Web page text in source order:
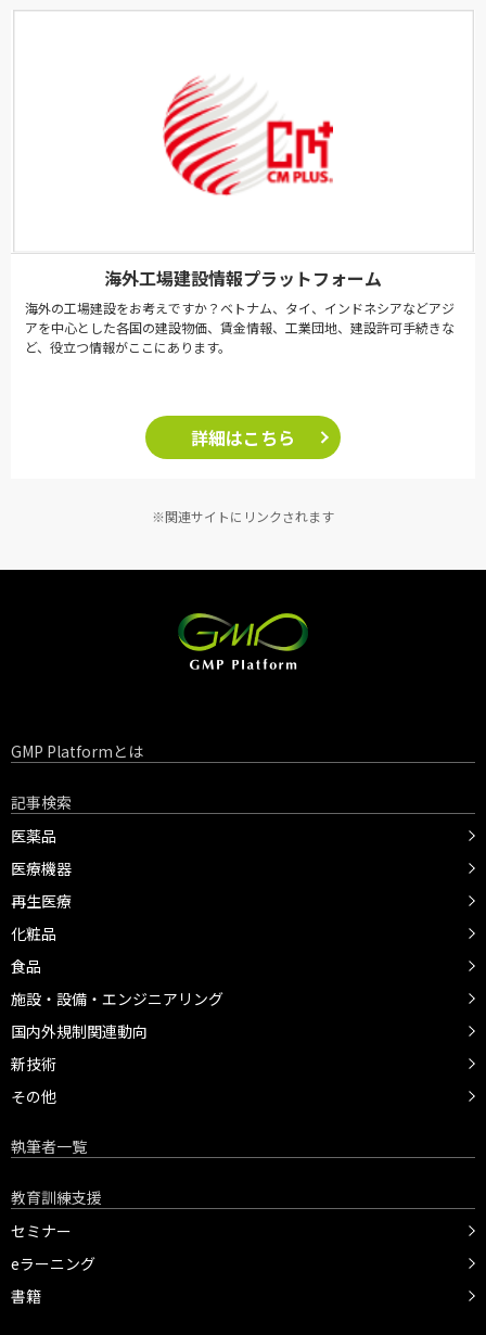
海外工場建設情報プラットフォーム
海外の工場建設をお考えですか？ベトナム、タイ、インドネシアなどアジ
アを中心とした各国の建設物価、賃金情報、工業団地、建設許可手続きな
ど、役立つ情報がここにあります。
詳細はこちら
※関連サイトにリンクされます
GMP Platformとは
記事検索
医薬品
医療機器
再生医療
化粧品
食品
施設・設備・エンジニアリング
国内外規制関連動向
新技術
その他
執筆者一覧
教育訓練支援
セミナー
eラーニング
書籍